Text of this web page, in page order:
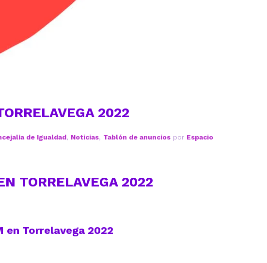
2022
de Igualdad, Noticias, Tablón de anuncios por Espacio
TORRELAVEGA 2022
Torrelavega 2022